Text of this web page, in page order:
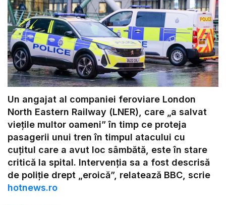
Un angajat al companiei feroviare London
North Eastern Railway (LNER), care „a salvat
viețile multor oameni” în timp ce proteja
pasagerii unui tren în timpul atacului cu
cuțitul care a avut loc sâmbătă, este în stare
critică la spital. Intervenția sa a fost descrisă
de poliție drept „eroică”, relatează BBC, scrie
hotnews.ro